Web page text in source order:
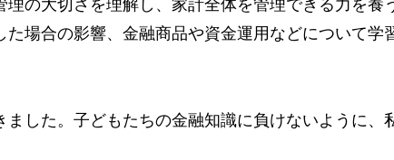
場合の影響、金融商品や資金運用などについて学
した。子どもたちの金融知識に負けないように、